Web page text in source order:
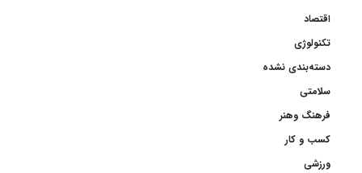
اقتصاد
تکنولوژی
دسته‌بندی نشده
سلامتی
فرهنگ وهنر
کسب و کار
ورزشی